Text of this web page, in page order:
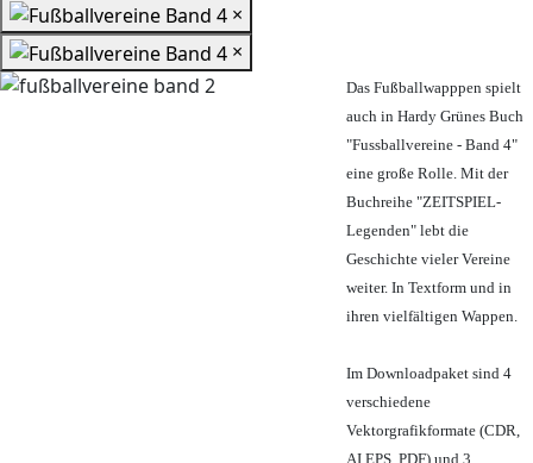
×
×
Das Fußballwapppen spielt
auch in Hardy Grünes Buch
"Fussballvereine - Band 4"
eine große Rolle. Mit der
Buchreihe "ZEITSPIEL-
Legenden" lebt die
Geschichte vieler Vereine
weiter. In Textform und in
ihren vielfältigen Wappen.
Im Downloadpaket sind 4
verschiedene
Vektorgrafikformate (CDR,
AI EPS, PDF) und 3